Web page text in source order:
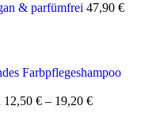
& parfümfrei 47,90 €
12,50 € – 19,20 €